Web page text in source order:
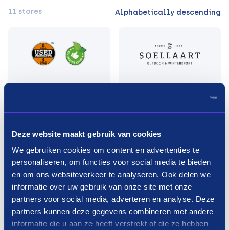
Deze website maakt gebruik van cookies
We gebruiken cookies om content en advertenties te
personaliseren, om functies voor social media te bieden
en om ons websiteverkeer te analyseren. Ook delen we
informatie over uw gebruik van onze site met onze
partners voor social media, adverteren en analyse. Deze
partners kunnen deze gegevens combineren met andere
informatie die u aan ze heeft verstrekt of die ze hebben
11 stores Alphabetically descending